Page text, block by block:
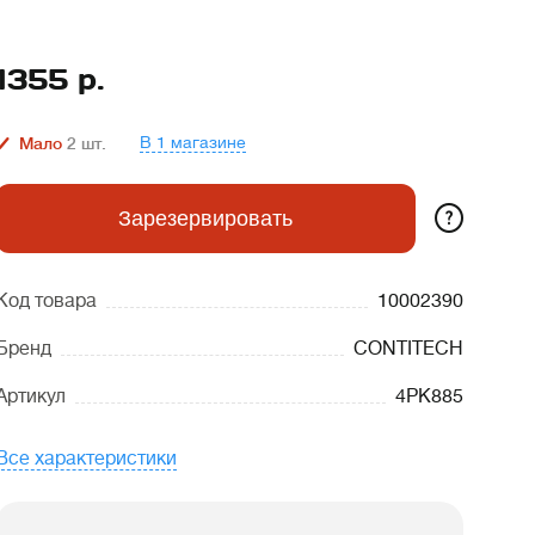
р.
Мало 2 шт. В 1 магазине
Зарезервировать ?
товара 10002390
CONTITECH
4PK885
характеристики